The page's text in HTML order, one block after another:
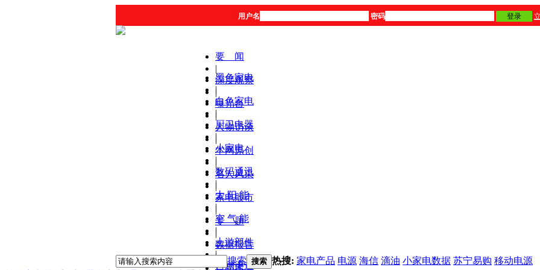
用户名 密码 登录
要 闻
|
深度观察
|
曝光台
|
人物访谈
|
本网原创
|
名人风采
|
家电股市
|
专 题
|
数据报告
|
产品库
黑色家电
|
白色家电
|
厨卫电器
|
小家电
|
数码通讯
|
太 阳 能
|
空 气 能
|
上游部件
|
营销渠道
搜索 搜索 热搜: 家电产品 电源 海信 滴油 小家电数据 苏宁易购 移动电源